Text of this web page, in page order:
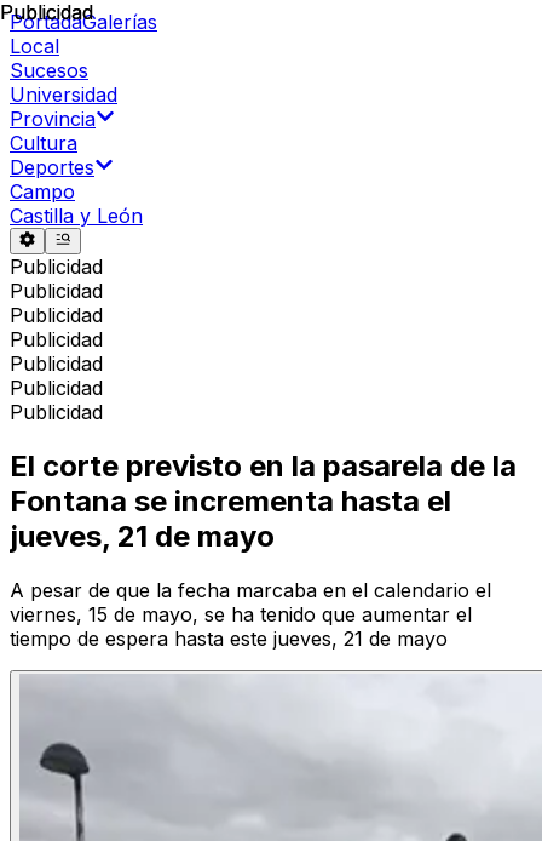
PortadaGalerías
Local
Sucesos
Universidad
Provincia
Cultura
Deportes
Campo
Castilla y León
Publicidad
Publicidad
Publicidad
Publicidad
Publicidad
Publicidad
Publicidad
Publicidad
El corte previsto en la pasarela de la
Fontana se incrementa hasta el
jueves, 21 de mayo
A pesar de que la fecha marcaba en el calendario el
viernes, 15 de mayo, se ha tenido que aumentar el
tiempo de espera hasta este jueves, 21 de mayo
Publicidad